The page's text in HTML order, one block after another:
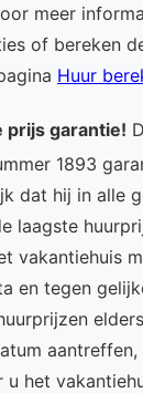
meer
of bereken
Huur
prijs garantie!
1893
dat hij in alle
laagste
vakantiehuis
en tegen
u het